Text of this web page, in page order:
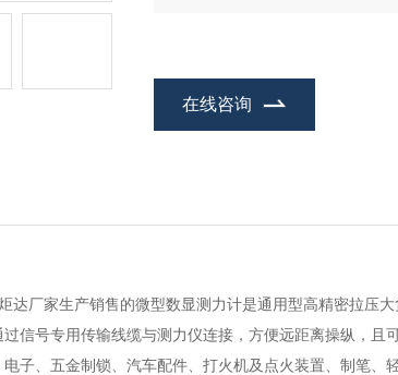
缆与测力仪连接，方便远距离
在线咨询
达厂家生产销售的微型数显测力计是通用型高精密拉压
号专用传输线缆与测力仪连接，方便远距离操纵，且
子、五金制锁、汽车配件、打火机及点火装置、制笔、